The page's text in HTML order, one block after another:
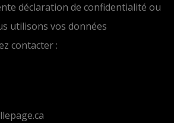
déclaration de confidentialité ou
utilisons vos données
contacter :